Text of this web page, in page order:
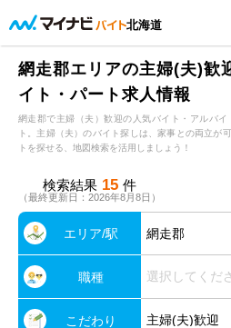
北海道
網走郡エリアの主婦(夫)歓
イト・パート求人情報
網走郡で主婦（夫）歓迎の人気バイト・アルバ
ト。主婦（夫）のバイト探しは、家事との両立が
トを探せる、地図検索を活用しましょう！
検索結果 15 件
（最終更新日：2026年8月8日）
エリア/駅 網走郡
職種 選択してくだ
こだわり 主婦(夫)歓迎